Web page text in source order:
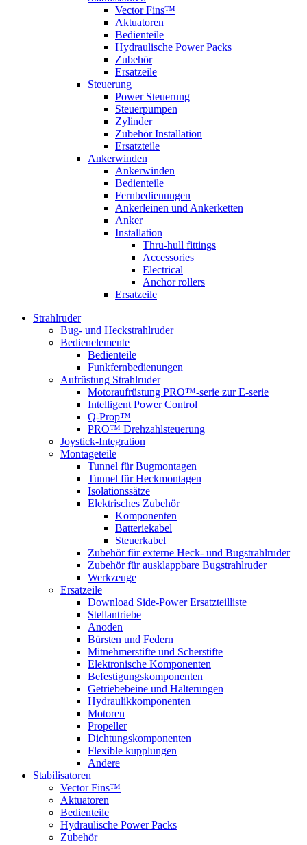
Vector Fins™
Aktuatoren
Bedienteile
Hydraulische Power Packs
Zubehör
Ersatzeile
Steuerung
Power Steuerung
Steuerpumpen
Zylinder
Zubehör Installation
Ersatzteile
Ankerwinden
Ankerwinden
Bedienteile
Fernbedienungen
Ankerleinen und Ankerketten
Anker
Installation
Thru-hull fittings
Accessories
Electrical
Anchor rollers
Ersatzeile
Strahlruder
Bug- und Heckstrahlruder
Bedienelemente
Bedienteile
Funkfernbedienungen
Aufrüstung Strahlruder
Motoraufrüstung PRO™-serie zur E-serie
Intelligent Power Control
Q-Prop™
PRO™ Drehzahlsteuerung
Joystick-Integration
Montageteile
Tunnel für Bugmontagen
Tunnel für Heckmontagen
Isolationssätze
Elektrisches Zubehör
Komponenten
Batteriekabel
Steuerkabel
Zubehör für externe Heck- und Bugstrahlruder
Zubehör für ausklappbare Bugstrahlruder
Werkzeuge
Ersatzeile
Download Side-Power Ersatzteilliste
Stellantriebe
Anoden
Bürsten und Federn
Mitnehmerstifte und Scherstifte
Elektronische Komponenten
Befestigungskomponenten
Getriebebeine und Halterungen
Hydraulikkomponenten
Motoren
Propeller
Dichtungskomponenten
Flexible kupplungen
Andere
Stabilisatoren
Vector Fins™
Aktuatoren
Bedienteile
Hydraulische Power Packs
Zubehör